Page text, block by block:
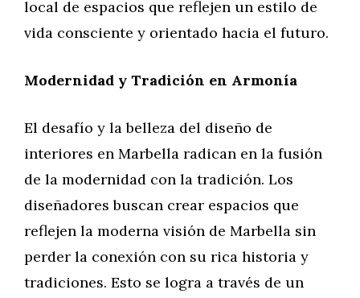
local de espacios que reflejen un estilo de
vida consciente y orientado hacia el futuro.
Modernidad y Tradición en Armonía
El desafío y la belleza del diseño de
interiores en Marbella radican en la fusión
de la modernidad con la tradición. Los
diseñadores buscan crear espacios que
reflejen la moderna visión de Marbella sin
perder la conexión con su rica historia y
tradiciones. Esto se logra a través de un